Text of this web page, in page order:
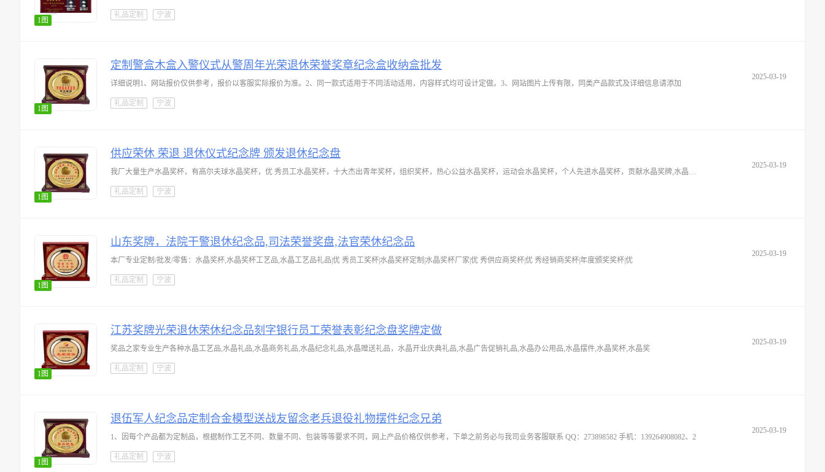
1图
礼品定制 宁波
1图
2025-03-19
定制警盒木盒入警仪式从警周年光荣退休荣誉奖章纪念盒收纳盒批发
详细说明1、网站报价仅供参考，报价以客服实际报价为准。2、同一款式适用于不同活动适用，内容样式均可设计定做。3、网站图片上传有限，同类产品款式及详细信息请添加
礼品定制 宁波
1图
2025-03-19
供应荣休 荣退 退休仪式纪念牌 颁发退休纪念盘
我厂大量生产水晶奖杯，有高尔夫球水晶奖杯，优 秀员工水晶奖杯，十大杰出青年奖杯，组织奖杯，热心公益水晶奖杯，运动会水晶奖杯，个人先进水晶奖杯，贡献水晶奖牌,水晶选美奖杯
礼品定制 宁波
1图
2025-03-19
山东奖牌，法院干警退休纪念品,司法荣誉奖盘,法官荣休纪念品
本厂专业定制/批发/零售：水晶奖杯,水晶奖杯工艺品,水晶工艺品礼品|优 秀员工奖杯|水晶奖杯定制|水晶奖杯厂家|优 秀供应商奖杯|优 秀经销商奖杯|年度颁奖奖杯|优
礼品定制 宁波
1图
2025-03-19
江苏奖牌光荣退休荣休纪念品刻字银行员工荣誉表彰纪念盘奖牌定做
奖品之家专业生产各种水晶工艺品,水晶礼品,水晶商务礼品,水晶纪念礼品,水晶赠送礼品，水晶开业庆典礼品,水晶广告促销礼品,水晶办公用品,水晶摆件,水晶奖杯,水晶奖
礼品定制 宁波
1图
2025-03-19
退伍军人纪念品定制合金模型送战友留念老兵退役礼物摆件纪念兄弟
1、因每个产品都为定制品，根据制作工艺不同、数量不同、包装等等要求不同，网上产品价格仅供参考，下单之前务必与我司业务客服联系 QQ：273898582 手机：139264908082、2
礼品定制 宁波